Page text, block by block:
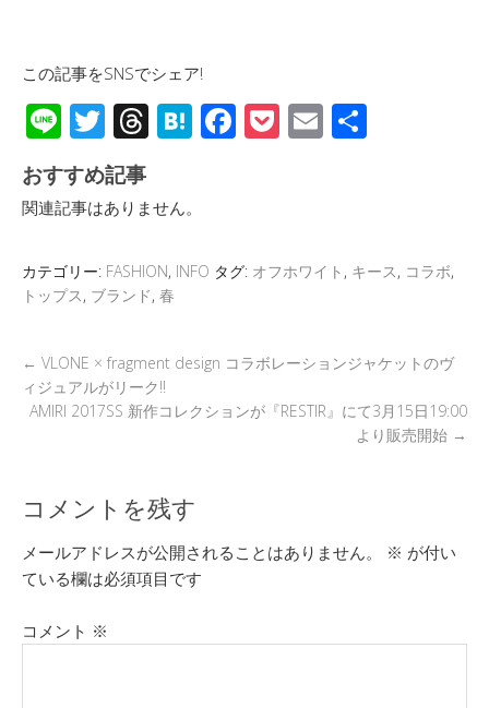
この記事をSNSでシェア!
Li
n
e
T
wi
tt
er
T
hr
e
a
d
s
H
at
a
F
ac
o
P
o
E
m
おすすめ記事
関連記事はありません。
カテゴリー: FASHION, INFO タグ: オフホワイト , キース, コラボ,
トップス, ブランド, 春
← VLONE × fragment design コラボレーションジャケットのヴ
ィジュアルがリーク!!
AMIRI 2017SS 新作コレクションが『RESTIR』にて3月15日19:00
より販売開始 →
コメントを残す
メールアドレスが公開されることはありません。 ※ が付い
ている欄は必須項目です
コメント ※